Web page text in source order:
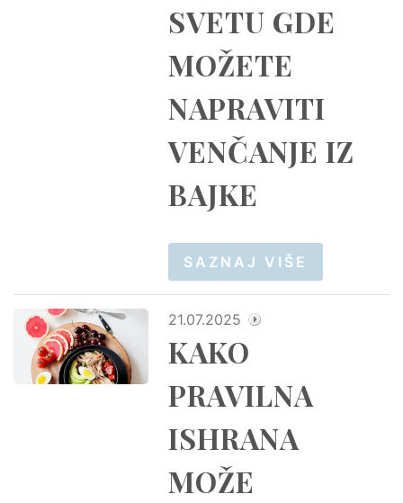
SVETU GDE
MOŽETE
NAPRAVITI
VENČANJE IZ
BAJKE
SAZNAJ VIŠE
21.07.2025
KAKO
PRAVILNA
ISHRANA
MOŽE